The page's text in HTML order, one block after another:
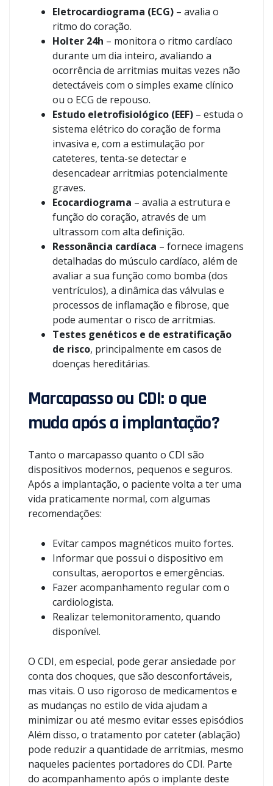
Eletrocardiograma (ECG) – avalia o
ritmo do coração.
Holter 24h – monitora o ritmo cardíaco
durante um dia inteiro, avaliando a
ocorrência de arritmias muitas vezes não
detectáveis com o simples exame clínico
ou o ECG de repouso.
Estudo eletrofisiológico (EEF) – estuda o
sistema elétrico do coração de forma
invasiva e, com a estimulação por
cateteres, tenta-se detectar e
desencadear arritmias potencialmente
graves.
Ecocardiograma – avalia a estrutura e
função do coração, através de um
ultrassom com alta definição.
Ressonância cardíaca – fornece imagens
detalhadas do músculo cardíaco, além de
avaliar a sua função como bomba (dos
ventrículos), a dinâmica das válvulas e
processos de inflamação e fibrose, que
pode aumentar o risco de arritmias.
Testes genéticos e de estratificação
de risco, principalmente em casos de
doenças hereditárias.
Marcapasso ou CDI: o que
muda após a implantação?
Tanto o marcapasso quanto o CDI são
dispositivos modernos, pequenos e seguros.
Após a implantação, o paciente volta a ter uma
vida praticamente normal, com algumas
recomendações:
Evitar campos magnéticos muito fortes.
Informar que possui o dispositivo em
consultas, aeroportos e emergências.
Fazer acompanhamento regular com o
cardiologista.
Realizar telemonitoramento, quando
disponível.
O CDI, em especial, pode gerar ansiedade por
conta dos choques, que são desconfortáveis,
mas vitais. O uso rigoroso de medicamentos e
as mudanças no estilo de vida ajudam a
minimizar ou até mesmo evitar esses episódios
Além disso, o tratamento por cateter (ablação)
pode reduzir a quantidade de arritmias, mesmo
naqueles pacientes portadores do CDI. Parte
do acompanhamento após o implante deste